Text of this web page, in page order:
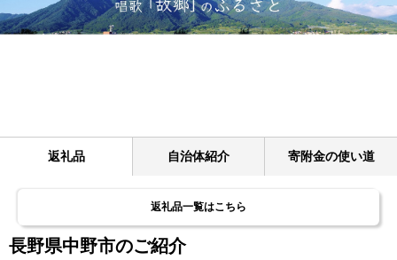
返礼品 自治体紹介 寄附金の使い道
返礼品一覧はこちら
長野県中野市のご紹介